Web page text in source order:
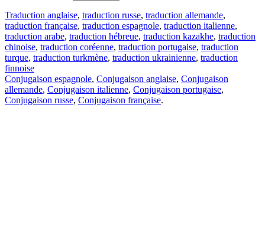
Traduction anglaise, traduction russe, traduction allemande,
traduction française, traduction espagnole, traduction italienne,
traduction arabe, traduction hébreue, traduction kazakhe, traduction
chinoise, traduction coréenne, traduction portugaise, traduction
turque, traduction turkmène, traduction ukrainienne, traduction
finnoise
Conjugaison espagnole, Conjugaison anglaise, Conjugaison
allemande, Conjugaison italienne, Conjugaison portugaise,
Conjugaison russe, Conjugaison française.